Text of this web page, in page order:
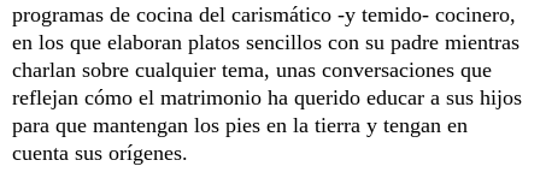
programas de cocina del carismático -y temido- cocinero,
en los que elaboran platos sencillos con su padre mientras
charlan sobre cualquier tema, unas conversaciones que
reflejan cómo el matrimonio ha querido educar a sus hijos
para que mantengan los pies en la tierra y tengan en
cuenta sus orígenes.